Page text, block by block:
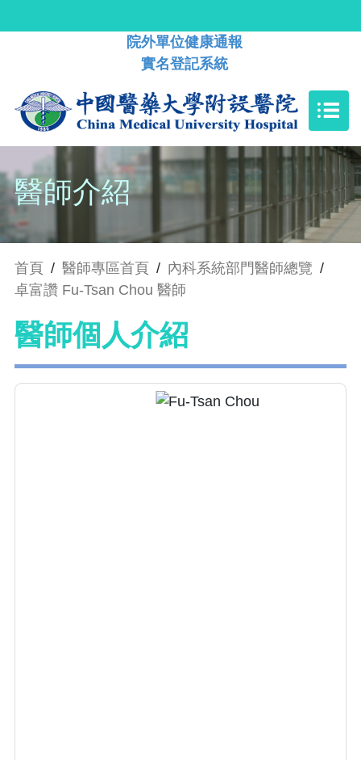
院外單位健康通報
實名登記系統
醫師介紹
首頁 / 醫師專區首頁 / 內科系統部門醫師總覽 /
卓富讚 Fu-Tsan Chou 醫師
醫師個人介紹